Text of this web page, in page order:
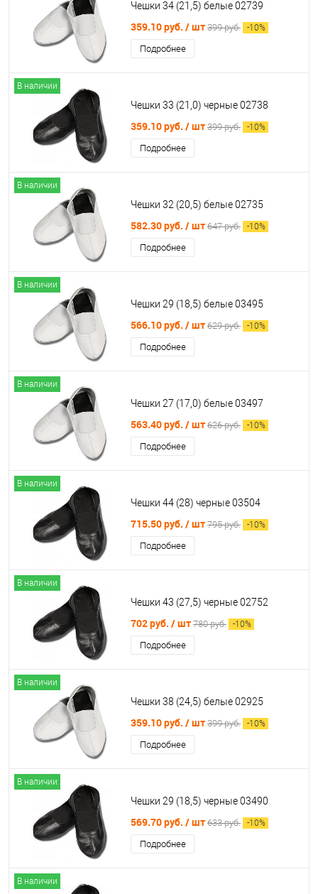
Чешки 34 (21,5) белые 02739
359.10 руб. / шт 399 руб. -10%
Подробнее
В наличии
Чешки 33 (21,0) черные 02738
359.10 руб. / шт 399 руб. -10%
Подробнее
В наличии
Чешки 32 (20,5) белые 02735
582.30 руб. / шт 647 руб. -10%
Подробнее
В наличии
Чешки 29 (18,5) белые 03495
566.10 руб. / шт 629 руб. -10%
Подробнее
В наличии
Чешки 27 (17,0) белые 03497
563.40 руб. / шт 626 руб. -10%
Подробнее
В наличии
Чешки 44 (28) черные 03504
715.50 руб. / шт 795 руб. -10%
Подробнее
В наличии
Чешки 43 (27,5) черные 02752
702 руб. / шт 780 руб. -10%
Подробнее
В наличии
Чешки 38 (24,5) белые 02925
359.10 руб. / шт 399 руб. -10%
Подробнее
В наличии
Чешки 29 (18,5) черные 03490
569.70 руб. / шт 633 руб. -10%
Подробнее
В наличии